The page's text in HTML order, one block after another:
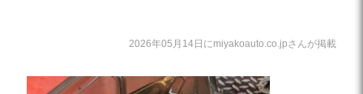
2026年05月14日にmiyakoauto.co.jpさんが掲載